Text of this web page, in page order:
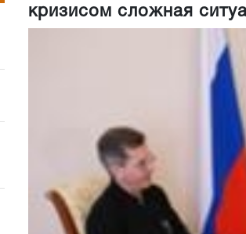
кризисом сложная